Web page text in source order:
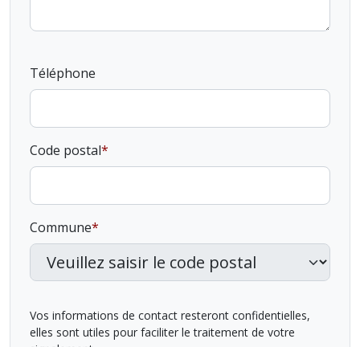
Téléphone
Code postal
Commune
Vos informations de contact resteront confidentielles,
elles sont utiles pour faciliter le traitement de votre